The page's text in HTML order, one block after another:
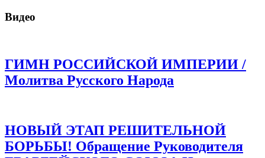
Видео
ГИМН РОССИЙСКОЙ ИМПЕРИИ /
Молитва Русского Народа
НОВЫЙ ЭТАП РЕШИТЕЛЬНОЙ
БОРЬБЫ! Обращение Руководителя